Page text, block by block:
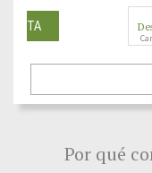
Por qué